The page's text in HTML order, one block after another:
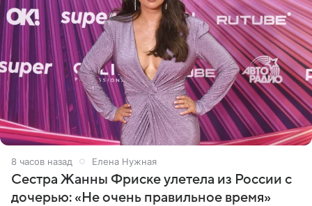
8 часов назад Елена Нужная
Сестра Жанны Фриске улетела из России с
дочерью: «Не очень правильное время»